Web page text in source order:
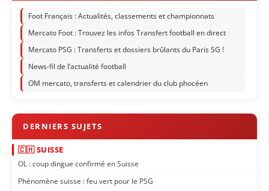
Foot Français : Actualités, classements et championnats
Mercato Foot : Trouvez les infos Transfert football en direct
Mercato PSG : Transferts et dossiers brûlants du Paris SG !
News-fil de l’actualité football
OM mercato, transferts et calendrier du club phocéen
🇨🇭 SUISSE
OL : coup dingue confirmé en Suisse
Phénomène suisse : feu vert pour le PSG